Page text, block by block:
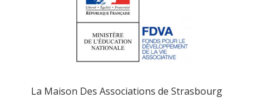
La Maison Des Associations de Strasbourg